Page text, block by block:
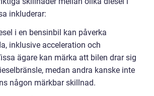
inkluderar:
i en bensinbil kan påverka
inklusive acceleration och
ägare kan märka att bilen drar sig
medan andra kanske inte
någon märkbar skillnad.